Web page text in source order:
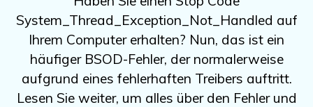
Unbegrenzte Daten vom Mac-System
wiederherstellen
Kostenlos Testen
Datenverlust-Szenarien
ALLE FUNKTIONEN ENTDECKEN
Aktuelles Thema
Sign In
search
System_Thread_Exception_Not_Handled auf
Ihrem Computer erhalten? Nun, das ist ein
häufiger BSOD-Fehler, der normalerweise
aufgrund eines fehlerhaften Treibers auftritt.
Lesen Sie weiter, um alles über den Fehler und